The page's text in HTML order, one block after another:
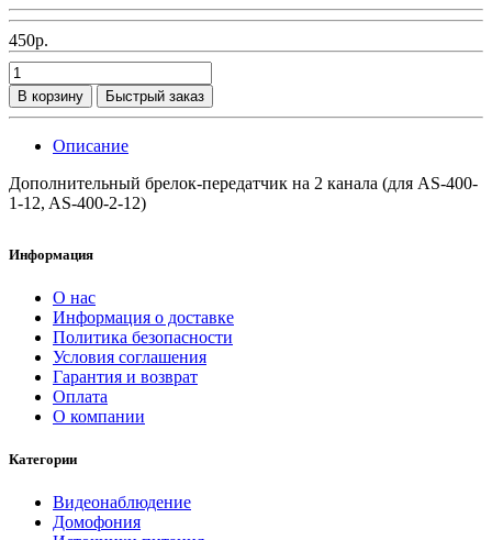
450р.
В корзину Быстрый заказ
Описание
Дополнительный брелок-передатчик на 2 канала (для AS-400-
1-12, AS-400-2-12)
Информация
О нас
Информация о доставке
Политика безопасности
Условия соглашения
Гарантия и возврат
Оплата
О компании
Категории
Видеонаблюдение
Домофония